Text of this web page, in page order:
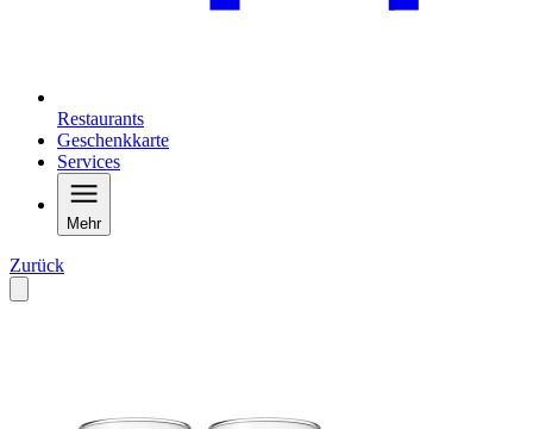
Restaurants
Geschenkkarte
Services
Mehr
Zurück